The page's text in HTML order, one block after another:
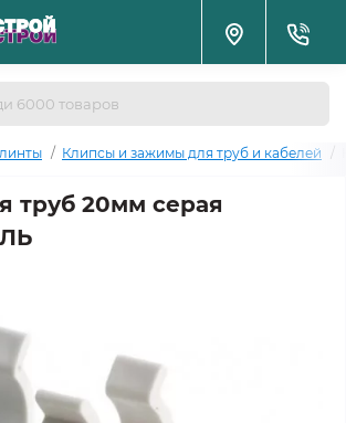
Клипсы и зажимы для труб и кабелей
труб 20мм серая